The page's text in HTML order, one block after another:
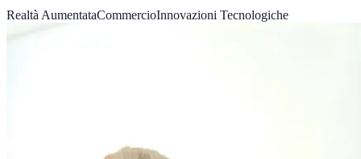
Realtà AumentataCommercioInnovazioni Tecnologiche